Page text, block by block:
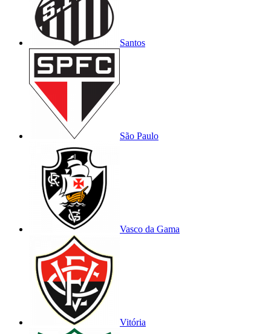
Santos
São Paulo
Vasco da Gama
Vitória